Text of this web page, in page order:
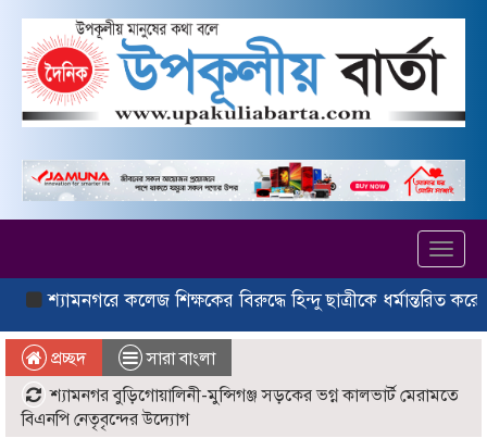
কলেজ শিক্ষকের বিরুদ্ধে হিন্দু ছাত্রীকে ধর্মান্তরিত করে বিয়ের
প্রচ্ছদ
সারা বাংলা
শ্যামনগর বুড়িগোয়ালিনী-মুন্সিগঞ্জ সড়কের ভগ্ন কালভার্ট মেরামতে
বিএনপি নেতৃবৃন্দের উদ্যোগ